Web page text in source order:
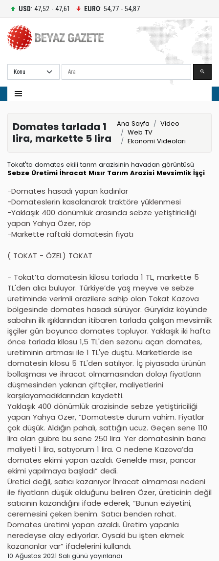
USD: 47,52 - 47,61 EURO: 54,77 - 54,87
Ara
Domates tarlada 1
lira, markette 5 lira
Ana Sayfa
Video
Web TV
Ekonomi Videoları
Tokat'ta domates ekili tarım arazisinin havadan görüntüsü
Sebze Üretimi İhracat Mısır Tarım Arazisi Mevsimlik İşçi
-Domates hasadı yapan kadınlar
-Domateslerin kasalanarak traktöre yüklenmesi
-Yaklaşık 400 dönümlük arasında sebze yetiştiriciliği
yapan Yahya Özer, röp
-Markette raftaki domatesin fiyatı
( TOKAT - ÖZEL) TOKAT
- Tokat’ta domatesin kilosu tarlada 1 TL, markette 5
TL'den alıcı buluyor. Türkiye’de yaş meyve ve sebze
üretiminde verimli arazilere sahip olan Tokat Kazova
bölgesinde domates hasadı sürüyor. Güryıldız köyünde
sabahın ilk ışıklarından itibaren tarlada çalışan mevsimlik
işçiler gün boyunca domates topluyor. Yaklaşık iki hafta
önce tarlada kilosu 1,5 TL'den sezonu açan domates,
üretiminin artması ile 1 TL'ye düştü. Marketlerde ise
domatesin kilosu 5 TL'den satılıyor. İç piyasada ürünün
bollaşması ve ihracat olmamasından dolayı fiyatların
düşmesinden yakınan çiftçiler, maliyetlerini
karşılayamadıklarından kaydetti.
Yaklaşık 400 dönümlük arazisinde sebze yetiştiriciliği
yapan Yahya Özer, “Domateste durum vahim. Fiyatlar
çok düşük. Aldığın pahalı, sattığın ucuz. Geçen sene 110
lira olan gübre bu sene 250 lira. Yer domatesinin bana
maliyeti 1 lira, satıyorum 1 lira. O nedene Kazova’da
domates ekimi yapan azaldı. Genelde mısır, pancar
ekimi yapılmaya başladı” dedi.
Üretici değil, satıcı kazanıyor İhracat olmaması nedeni
ile fiyatların düşük olduğunu beliren Özer, üreticinin değil
satıcının kazandığını ifade ederek, “Bunun eziyetini,
ceremesini çeken benim. Satıcı benden rahat.
Domates üretimi yapan azaldı. Üretim yapanla
neredeyse alay ediyorlar. Oysaki bu işten ekmek
kazananlar var” ifadelerini kullandı.
10 Ağustos 2021 Salı günü yayınlandı